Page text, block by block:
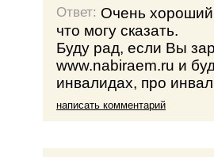
Ответ: Очень
что могу сказать.
Буду рад, если Вы
www.nabiraem.ru и
инвалидах, про
написать комментарий